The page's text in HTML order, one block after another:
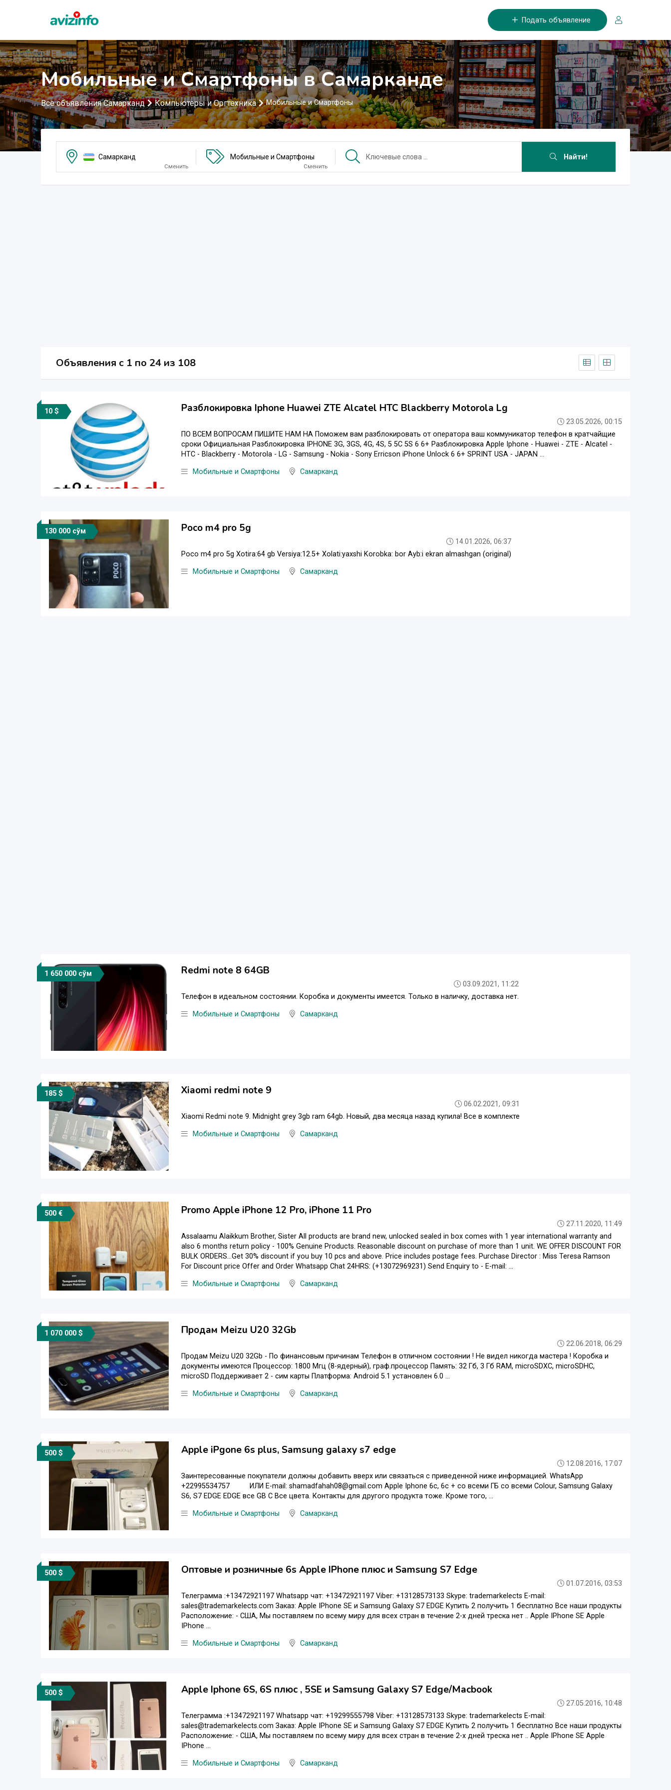
Подать объявление
Мобильные и Смартфоны в Самарканде
Все объявления Самарканд Компьютеры и Оргтехника Мобильные и Смартфоны
Самарканд
Сменить
Мобильные и Смартфоны
Сменить
Найти!
Объявления c 1 по 24 из 108
10 $ Разблокировка Iphone Huawei ZTE Alcatel HTC Blackberry Motorola Lg
23.05.2026, 00:15
ПО ВСЕМ ВОПРОСАМ ПИШИТЕ НАМ НА Поможем вам разблокировать от оператора ваш коммуникатор телефон в кратчайщие
сроки Официальная Разблокировка IPHONE 3G, 3GS, 4G, 4S, 5 5С 5S 6 6+ Разблокировка Apple Iphone - Huawei - ZTE - Alcatel -
HTC - Blackberry - Motorola - LG - Samsung - Nokia - Sony Erricson iPhone Unlock 6 6+ SPRINT USA - JAPAN ...
Мобильные и Смартфоны Самарканд
130 000 сўм Poco m4 pro 5g
14.01.2026, 06:37
Poco m4 pro 5g Xotira:64 gb Versiya:12.5+ Xolati:yaxshi Korobka: bor Ayb:i ekran almashgan (original)
Мобильные и Смартфоны Самарканд
1 650 000 сўм Redmi note 8 64GB
03.09.2021, 11:22
Телефон в идеальном состоянии. Коробка и документы имеется. Только в наличку, доставка нет.
Мобильные и Смартфоны Самарканд
185 $ Xiaomi redmi note 9
06.02.2021, 09:31
Xiaomi Redmi note 9. Midnight grey 3gb ram 64gb. Новый, два месяца назад купила! Все в комплекте
Мобильные и Смартфоны Самарканд
500 € Promo Apple iPhone 12 Pro, iPhone 11 Pro
27.11.2020, 11:49
Assalaamu Alaikkum Brother, Sister All products are brand new, unlocked sealed in box comes with 1 year international warranty and
also 6 months return policy - 100% Genuine Products. Reasonable discount on purchase of more than 1 unit. WE OFFER DISCOUNT FOR
BULK ORDERS...Get 30% discount if you buy 10 pcs and above. Price includes postage fees. Purchase Director : Miss Teresa Ramson
For Discount price Offer and Order Whatsapp Chat 24HRS: (+13072969231) Send Enquiry to - E-mail: ...
Мобильные и Смартфоны Самарканд
1 070 000 $ Продам Meizu U20 32Gb
22.06.2018, 06:29
Продам Meizu U20 32Gb - По финансовым причинам Телефон в отличном состоянии ! Не видел никогда мастера ! Коробка и
документы имеются Процессор: 1800 Мгц (8-ядерный), граф.процессор Память: 32 Гб, 3 Гб RAM, microSDXC, microSDHC,
microSD Поддерживает 2 - сим карты Платформа: Android 5.1 установлен 6.0 ...
Мобильные и Смартфоны Самарканд
500 $ Apple iPgone 6s plus, Samsung galaxy s7 edge
12.08.2016, 17:07
Заинтересованные покупатели должны добавить вверх или связаться с приведенной ниже информацией. WhatsApp
+22995534757 ИЛИ E-mail: shamadfahah08@gmail.com Apple Iphone 6с, 6с + со всеми ГБ со всеми Colour, Samsung Galaxy
S6, S7 EDGE EDGE все GB С Все цвета. Контакты для другого продукта тоже. Кроме того, ...
Мобильные и Смартфоны Самарканд
500 $ Оптовые и розничные 6s Apple IPhone плюс и Samsung S7 Edge
01.07.2016, 03:53
Телеграмма :+13472921197 Whatsapp чат: +13472921197 Viber: +13128573133 Skype: trademarkelects E-mail:
sales@trademarkelects.com Заказ: Apple IPhone SE и Samsung Galaxy S7 EDGE Купить 2 получить 1 бесплатно Все наши продукты
Расположение: - США, Мы поставляем по всему миру для всех стран в течение 2-х дней треска нет .. Apple IPhone SE Apple
IPhone ...
Мобильные и Смартфоны Самарканд
500 $ Apple Iphone 6S, 6S плюс , 5SE и Samsung Galaxy S7 Edge/Macbook
27.05.2016, 10:48
Телеграмма :+13472921197 Whatsapp чат: +19299555798 Viber: +13128573133 Skype: trademarkelects E-mail:
sales@trademarkelects.com Заказ: Apple IPhone SE и Samsung Galaxy S7 EDGE Купить 2 получить 1 бесплатно Все наши продукты
Расположение: - США, Мы поставляем по всему миру для всех стран в течение 2-х дней треска нет .. Apple IPhone SE Apple
IPhone ...
Мобильные и Смартфоны Самарканд